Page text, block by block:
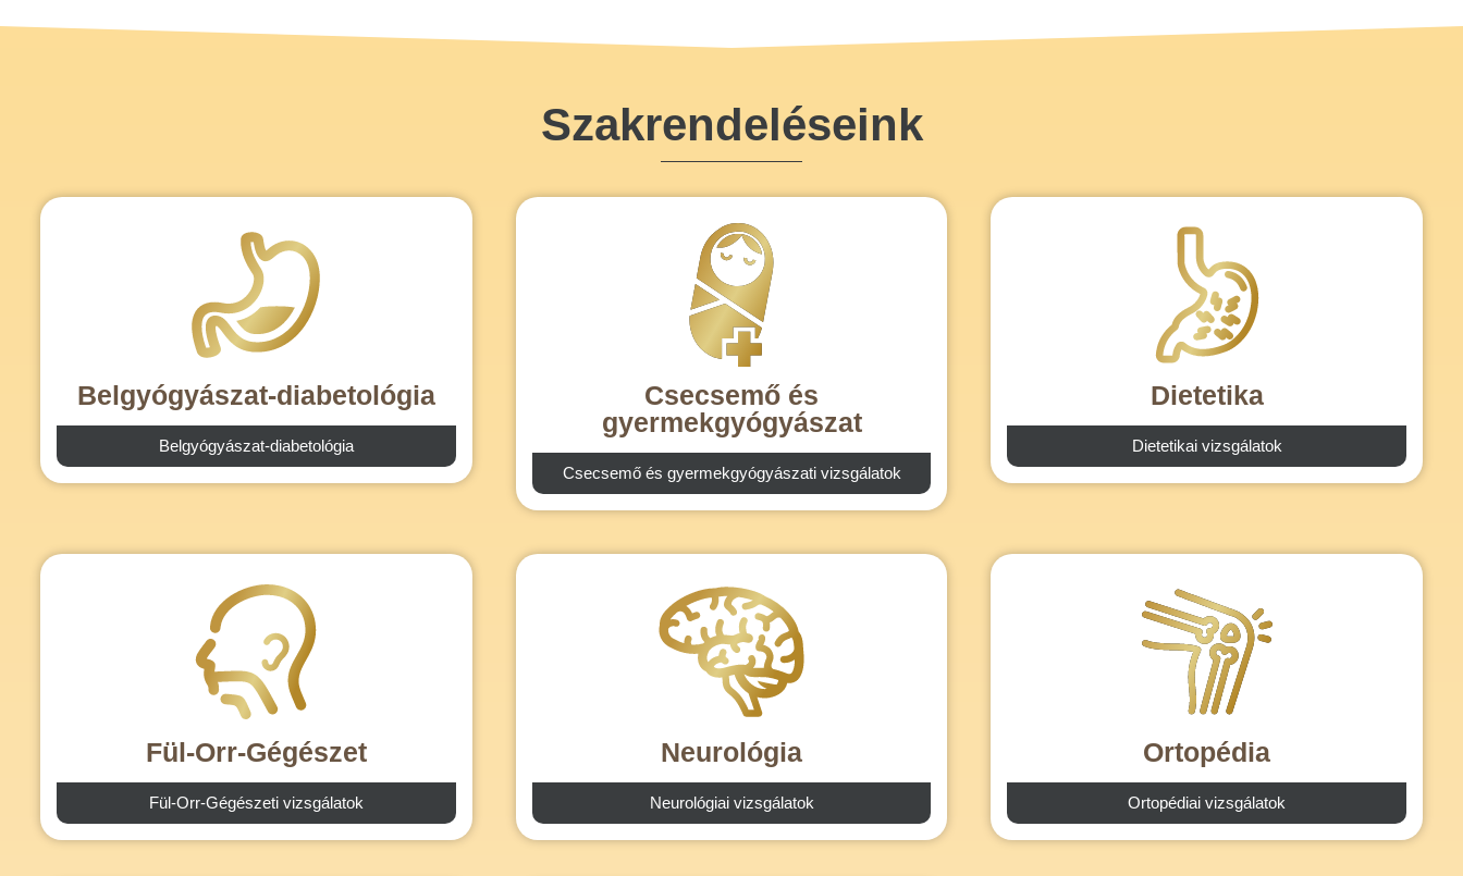
Szakrendeléseink
Belgyógyászat-diabetológia
Belgyógyászat-diabetológia
Csecsemő és
gyermekgyógyászat
Csecsemő és gyermekgyógyászati vizsgálatok
Dietetika
Dietetikai vizsgálatok
Fül-Orr-Gégészet
Fül-Orr-Gégészeti vizsgálatok
Neurológia
Neurológiai vizsgálatok
Ortopédia
Ortopédiai vizsgálatok